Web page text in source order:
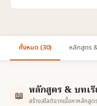
ทั้งหมด (30) หลักสูตร
📖 หลักสูตร & บทเ
สร้างสไลด์จากเนื้อหาหลักสู